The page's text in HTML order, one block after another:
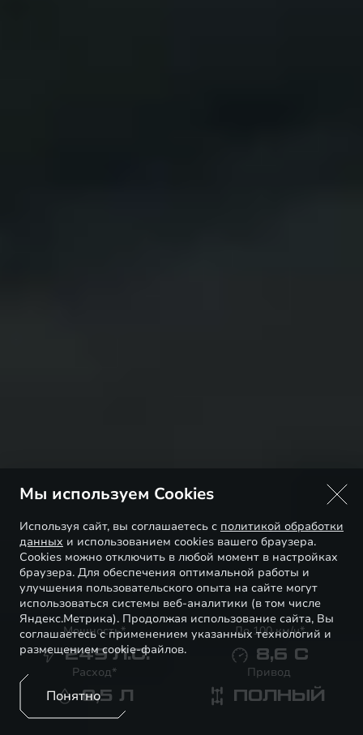
Мощность*
249 Л.С.
До 100 км/ч*
8,6 С
Расход*
8,5 Л
Привод
ПОЛНЫЙ
Мы используем Cookies
Используя сайт, вы соглашаетесь с политикой обработки
данных и использованием cookies вашего браузера.
Cookies можно отключить в любой момент в настройках
браузера. Для обеспечения оптимальной работы и
улучшения пользовательского опыта на сайте могут
использоваться системы веб-аналитики (в том числе
Яндекс.Метрика). Продолжая использование сайта, Вы
соглашаетесь с применением указанных технологий и
размещением cookie-файлов.
Понятно